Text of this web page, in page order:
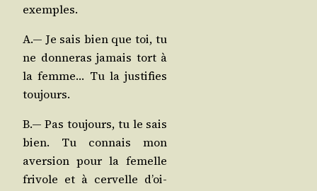
exemples.
A.— Je sais bien que toi, tu
ne don­ne­ras jamais tort à
la femme… Tu la jus­ti­fies
toujours.
B.— Pas tou­jours, tu le sais
bien. Tu connais mon
aver­sion pour la femelle
fri­vole et à cer­velle d’oi­